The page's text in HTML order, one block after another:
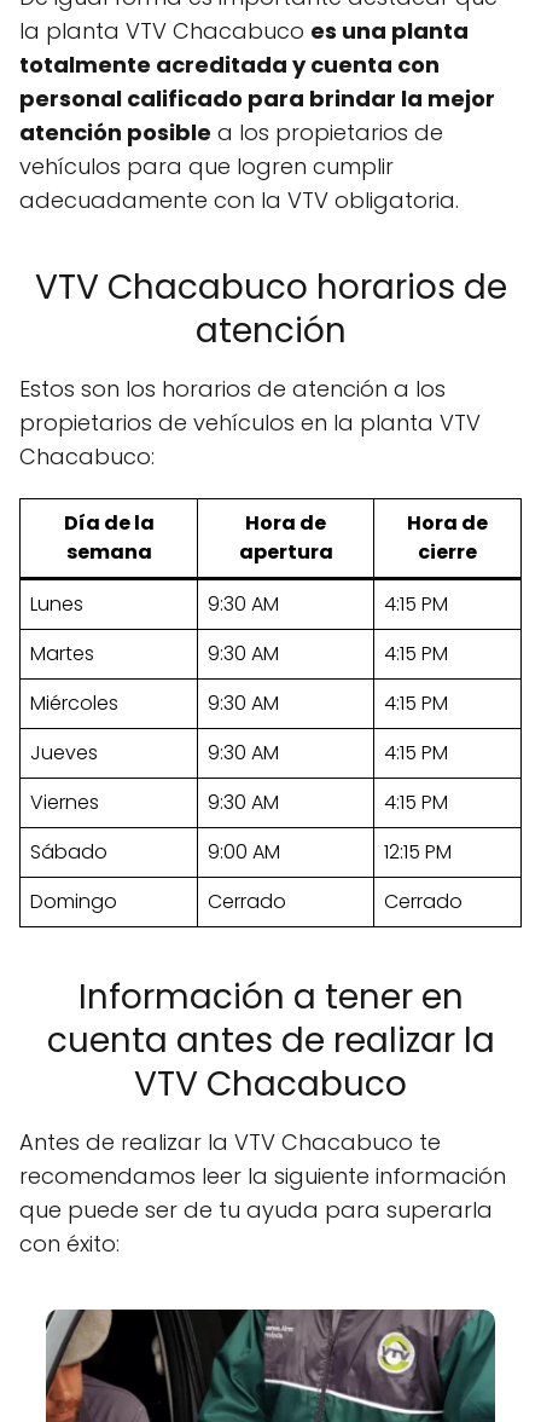
la planta VTV Chacabuco es una planta
totalmente acreditada y cuenta con
personal calificado para brindar la mejor
atención posible a los propietarios de
vehículos para que logren cumplir
adecuadamente con la VTV obligatoria.
VTV Chacabuco horarios de
atención
Estos son los horarios de atención a los
propietarios de vehículos en la planta VTV
Chacabuco:
Día de la
semana
Hora de
apertura
Hora de
cierre
Lunes
9:30 AM
4:15 PM
Martes
9:30 AM
4:15 PM
Miércoles
9:30 AM
4:15 PM
Jueves
9:30 AM
4:15 PM
Viernes
9:30 AM
4:15 PM
Sábado
9:00 AM
12:15 PM
Domingo
Cerrado Cerrado
Información a tener en
cuenta antes de realizar la
VTV Chacabuco
Antes de realizar la VTV Chacabuco te
recomendamos leer la siguiente información
que puede ser de tu ayuda para superarla
con éxito: